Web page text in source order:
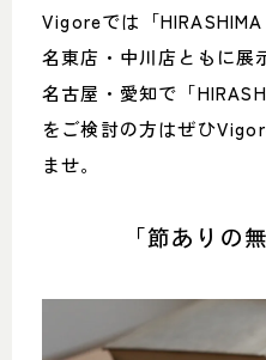
Vigoreでは「
名東店・中川店ともに展
名古屋・愛知で「
をご検討の方はぜひ
ませ。
「節ありの